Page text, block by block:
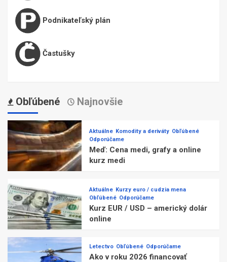
Podnikateľský plán
Častušky
Obľúbené Najnovšie
Aktuálne Komodity a deriváty Obľúbené
Odporúčame
Meď: Cena medi, grafy a online
kurz medi
Aktuálne Kurzy euro / cudzia mena
Obľúbené Odporúčame
Kurz EUR / USD – americký dolár
online
Letectvo Obľúbené Odporúčame
Ako v roku 2026 financovať